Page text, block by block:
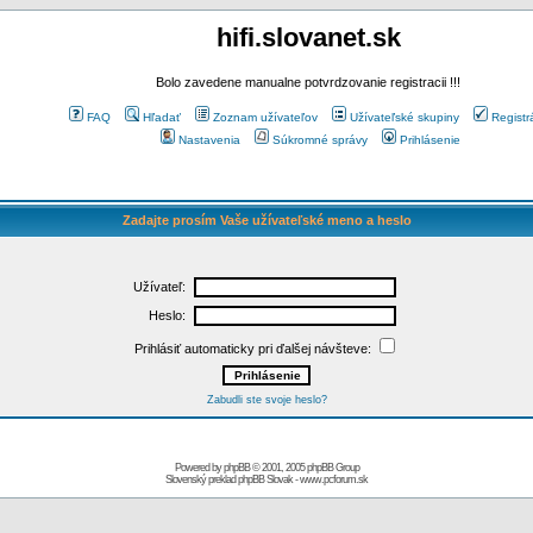
hifi.slovanet.sk
Bolo zavedene manualne potvrdzovanie registracii !!!
FAQ Hľadať Zoznam užívateľov Užívateľské skupiny
Nastavenia
Súkromné správy Prihlásenie
Zadajte prosím Vaše užívateľské meno a heslo
Užívateľ:
Heslo:
Prihlásiť automaticky pri ďalšej návšteve:
Zabudli ste svoje heslo?
Powered byphpBB© 2001, 2005 phpBB Group
Slovenský preklad phpBB Slovak-www.pcforum.sk